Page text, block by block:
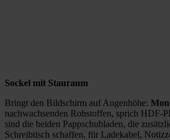
Sockel mit Stauraum
Bringt den Bildschirm auf Augenhöhe:
nachwachsenden Rohstoffen, sprich HDF-
sind die beiden Pappschubladen, die
Schreibtisch schaffen, für Ladekabel,